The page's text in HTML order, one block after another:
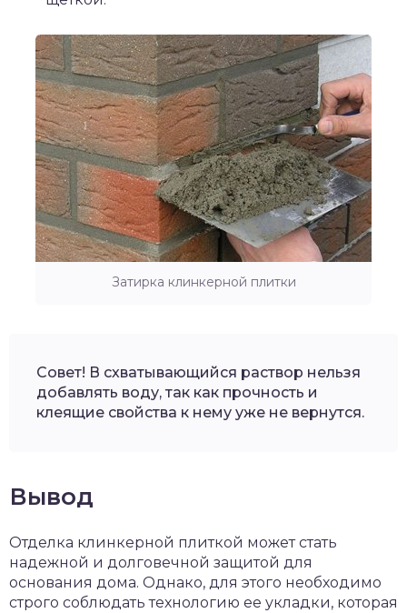
Затирка клинкерной плитки
Совет! В схватывающийся раствор нельзя
добавлять воду, так как прочность и
клеящие свойства к нему уже не вернутся.
Вывод
Отделка клинкерной плиткой может стать
надежной и долговечной защитой для
основания дома. Однако, для этого необходимо
строго соблюдать технологию ее укладки, которая